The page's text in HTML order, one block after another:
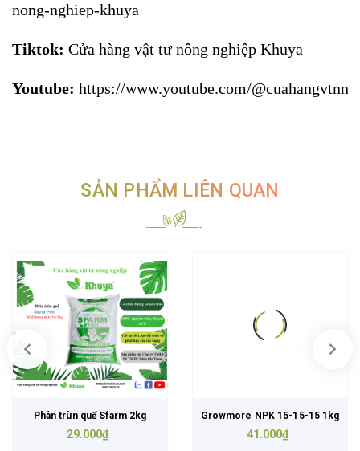
nong-nghiep-khuya
Tiktok: Cửa hàng vật tư nông nghiệp Khuya
Youtube: https://www.youtube.com/
SẢN PHẨM LIÊN QUAN
Phân trùn quế Sfarm 2kg
29.000₫
Growmore NPK 15-15-15 1kg
41.000₫